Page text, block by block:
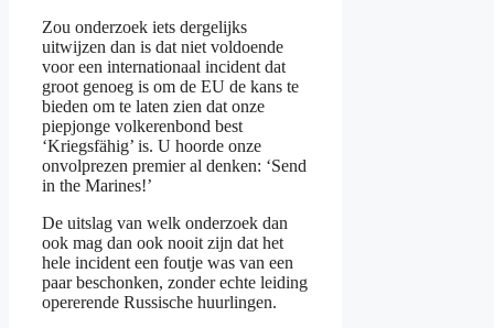
Zou onderzoek iets dergelijks
uitwijzen dan is dat niet voldoende
voor een internationaal incident dat
groot genoeg is om de EU de kans te
bieden om te laten zien dat onze
piepjonge volkerenbond best
‘Kriegsfähig’ is. U hoorde onze
onvolprezen premier al denken: ‘Send
in the Marines!’
De uitslag van welk onderzoek dan
ook mag dan ook nooit zijn dat het
hele incident een foutje was van een
paar beschonken, zonder echte leiding
opererende Russische huurlingen.